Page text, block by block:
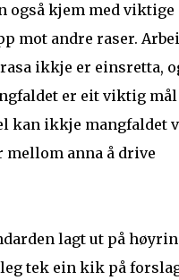
også kjem med viktige
mot andre raser.
ikkje er einsretta,
er eit viktig
kan ikkje mangfaldet
anna å drive
lagt ut på
tek ein kik på